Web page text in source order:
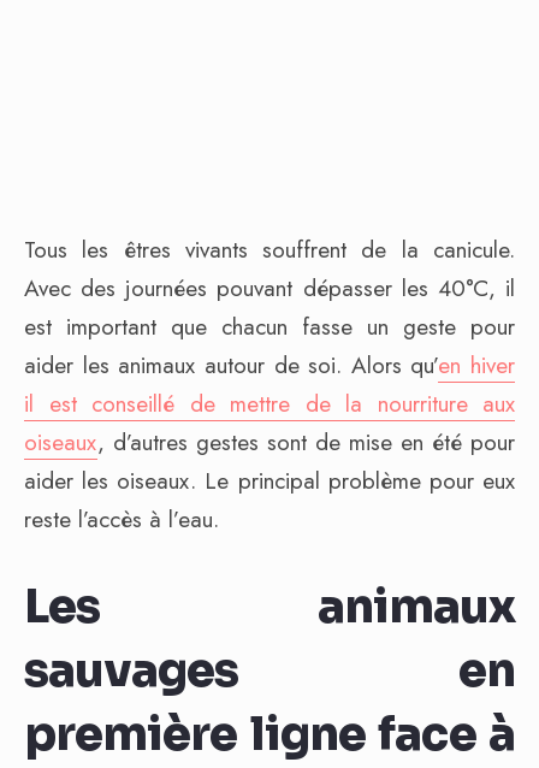
Tous les êtres vivants souffrent de la canicule.
Avec des journées pouvant dépasser les 40°C, il
est important que chacun fasse un geste pour
aider les animaux autour de soi. Alors qu’en hiver
il est conseillé de mettre de la nourriture aux
oiseaux, d’autres gestes sont de mise en été pour
aider les oiseaux. Le principal problème pour eux
reste l’accès à l’eau.
Les animaux
sauvages en
première ligne face à